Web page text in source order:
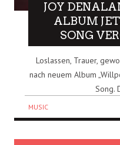
JOY
ALBUM
SONG
Loslassen, Trauer,
nach neuem Album
Song.
MUSIC